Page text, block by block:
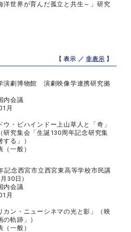
洋世界が育んだ孤立と共生～」研究
【 表示 ／非表示 】
演劇博物館 演劇映像学連携研究拠
内会議
月
ウ・ビハインドー上山草人と「奇」
研究集会「生誕130周年記念研究集
る」）
（一般）
記念西宮市立西宮東高等学校市民講
30日）
内会議
月
カン・ニューシネマの光と影」（映
軌跡」）
（一般）